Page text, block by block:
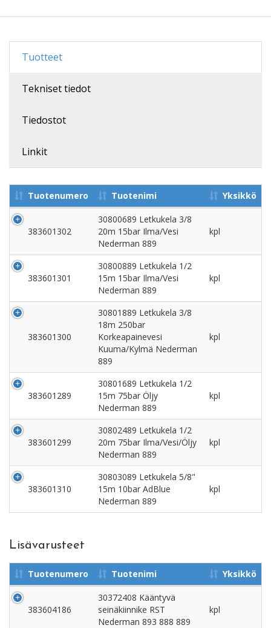
Tuotteet
Tekniset tiedot
Tiedostot
Linkit
Tuotenumero Tuotenimi Yksikkö
383601302
30800689 Letkukela 3/8
20m 15bar Ilma/Vesi
Nederman 889
kpl
383601301
30800889 Letkukela 1/2
15m 15bar Ilma/Vesi
Nederman 889
kpl
383601300
30801889 Letkukela 3/8
18m 250bar
Korkeapainevesi
Kuuma/Kylmä Nederman
889
kpl
383601289
30801689 Letkukela 1/2
15m 75bar Öljy
Nederman 889
kpl
383601299
30802489 Letkukela 1/2
20m 75bar Ilma/Vesi/Öljy
Nederman 889
kpl
383601310
30803089 Letkukela 5/8"
15m 10bar AdBlue
Nederman 889
kpl
Lisävarusteet
Tuotenumero Tuotenimi Yksikkö
383604186
30372408 Kääntyvä
seinäkiinnike RST
Nederman 893 888 889
kpl